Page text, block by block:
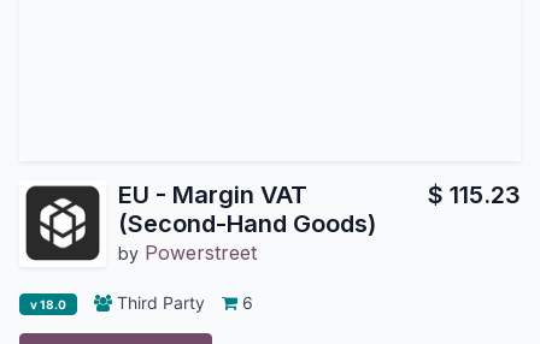
EU - Margin VAT
(Second-Hand Goods)
by Powerstreet
$ 115.23
v 18.0 Third Party 6